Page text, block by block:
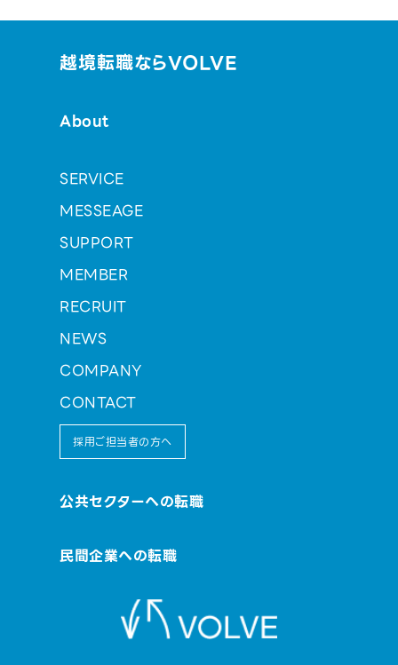
越境転職ならVOLVE
About
SERVICE
MESSEAGE
SUPPORT
MEMBER
RECRUIT
NEWS
COMPANY
CONTACT
採用ご担当者の方へ
公共セクターへの転職
民間企業への転職